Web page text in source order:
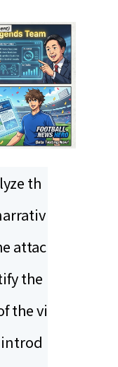
th
attac
the
the vi